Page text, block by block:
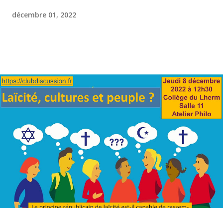
décembre 01, 2022